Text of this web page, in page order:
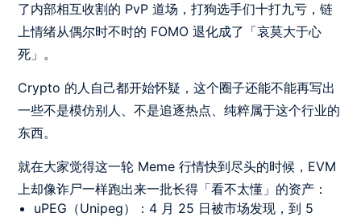
了内部相互收割的 PvP 道场，打狗选手们十打九亏，链
上情绪从偶尔时不时的 FOMO 退化成了「哀莫大于心
死」。
Crypto 的人自己都开始怀疑，这个圈子还能不能再写出
一些不是模仿别人、不是追逐热点、纯粹属于这个行业的
东西。
就在大家觉得这一轮 Meme 行情快到尽头的时候，EVM
上却像诈尸一样跑出来一批长得「看不太懂」的资产：
uPEG（Unipeg）：4 月 25 日被市场发现，到 5